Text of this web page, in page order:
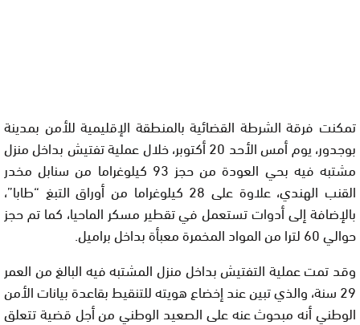
تمكنت فرقة الشرطة القضائية بالمنطقة الإقليمية للأمن بمدينة
بوجدور، يوم أمس الأحد 20 أكتوبر، خلال عملية تفتيش بداخل منزل
مشتبه فيه بحي العودة من حجز 93 كيلوغراما من سنابل مخدر
القنب الهندي، علاوة على 28 كيلوغراما من أوراق التبغ “طابا”،
بالإضافة إلى أدوات تستعمل في تقطير مسكر الماحيا، كما تم حجز
حوالي 60 لترا من المواد المخمرة معبأة بداخل براميل.
وقد تمت عملية التفتيش بداخل منزل المشتبه فيه البالغ من العمر
29 سنة، والذي تبين عند إخضاع هويته للتنقيط بقاعدة بيانات الأمن
الوطني أنه مبحوث عنه على الصعيد الوطني من أجل قضية تتعلق